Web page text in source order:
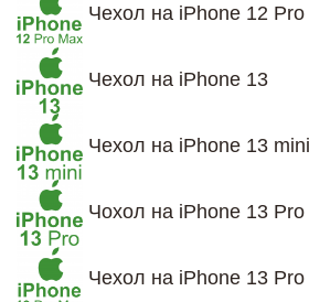
Чехол на iPhone 12 Pro
Чехол на iPhone 13
Чехол на iPhone 13 mini
Чохол на iPhone 13 Pro
Чехол на iPhone 13 Pro